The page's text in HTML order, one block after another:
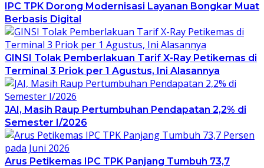
IPC TPK Dorong Modernisasi Layanan Bongkar Muat
Berbasis Digital
GINSI Tolak Pemberlakuan Tarif X-Ray Petikemas di
Terminal 3 Priok per 1 Agustus, Ini Alasannya
JAI, Masih Raup Pertumbuhan Pendapatan 2,2% di
Semester I/2026
Arus Petikemas IPC TPK Panjang Tumbuh 73,7